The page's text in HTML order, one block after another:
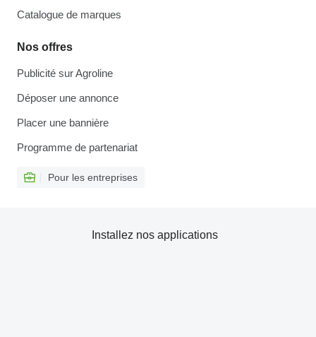
Catalogue de marques
Nos offres
Publicité sur Agroline
Déposer une annonce
Placer une bannière
Programme de partenariat
Pour les entreprises
Installez nos applications